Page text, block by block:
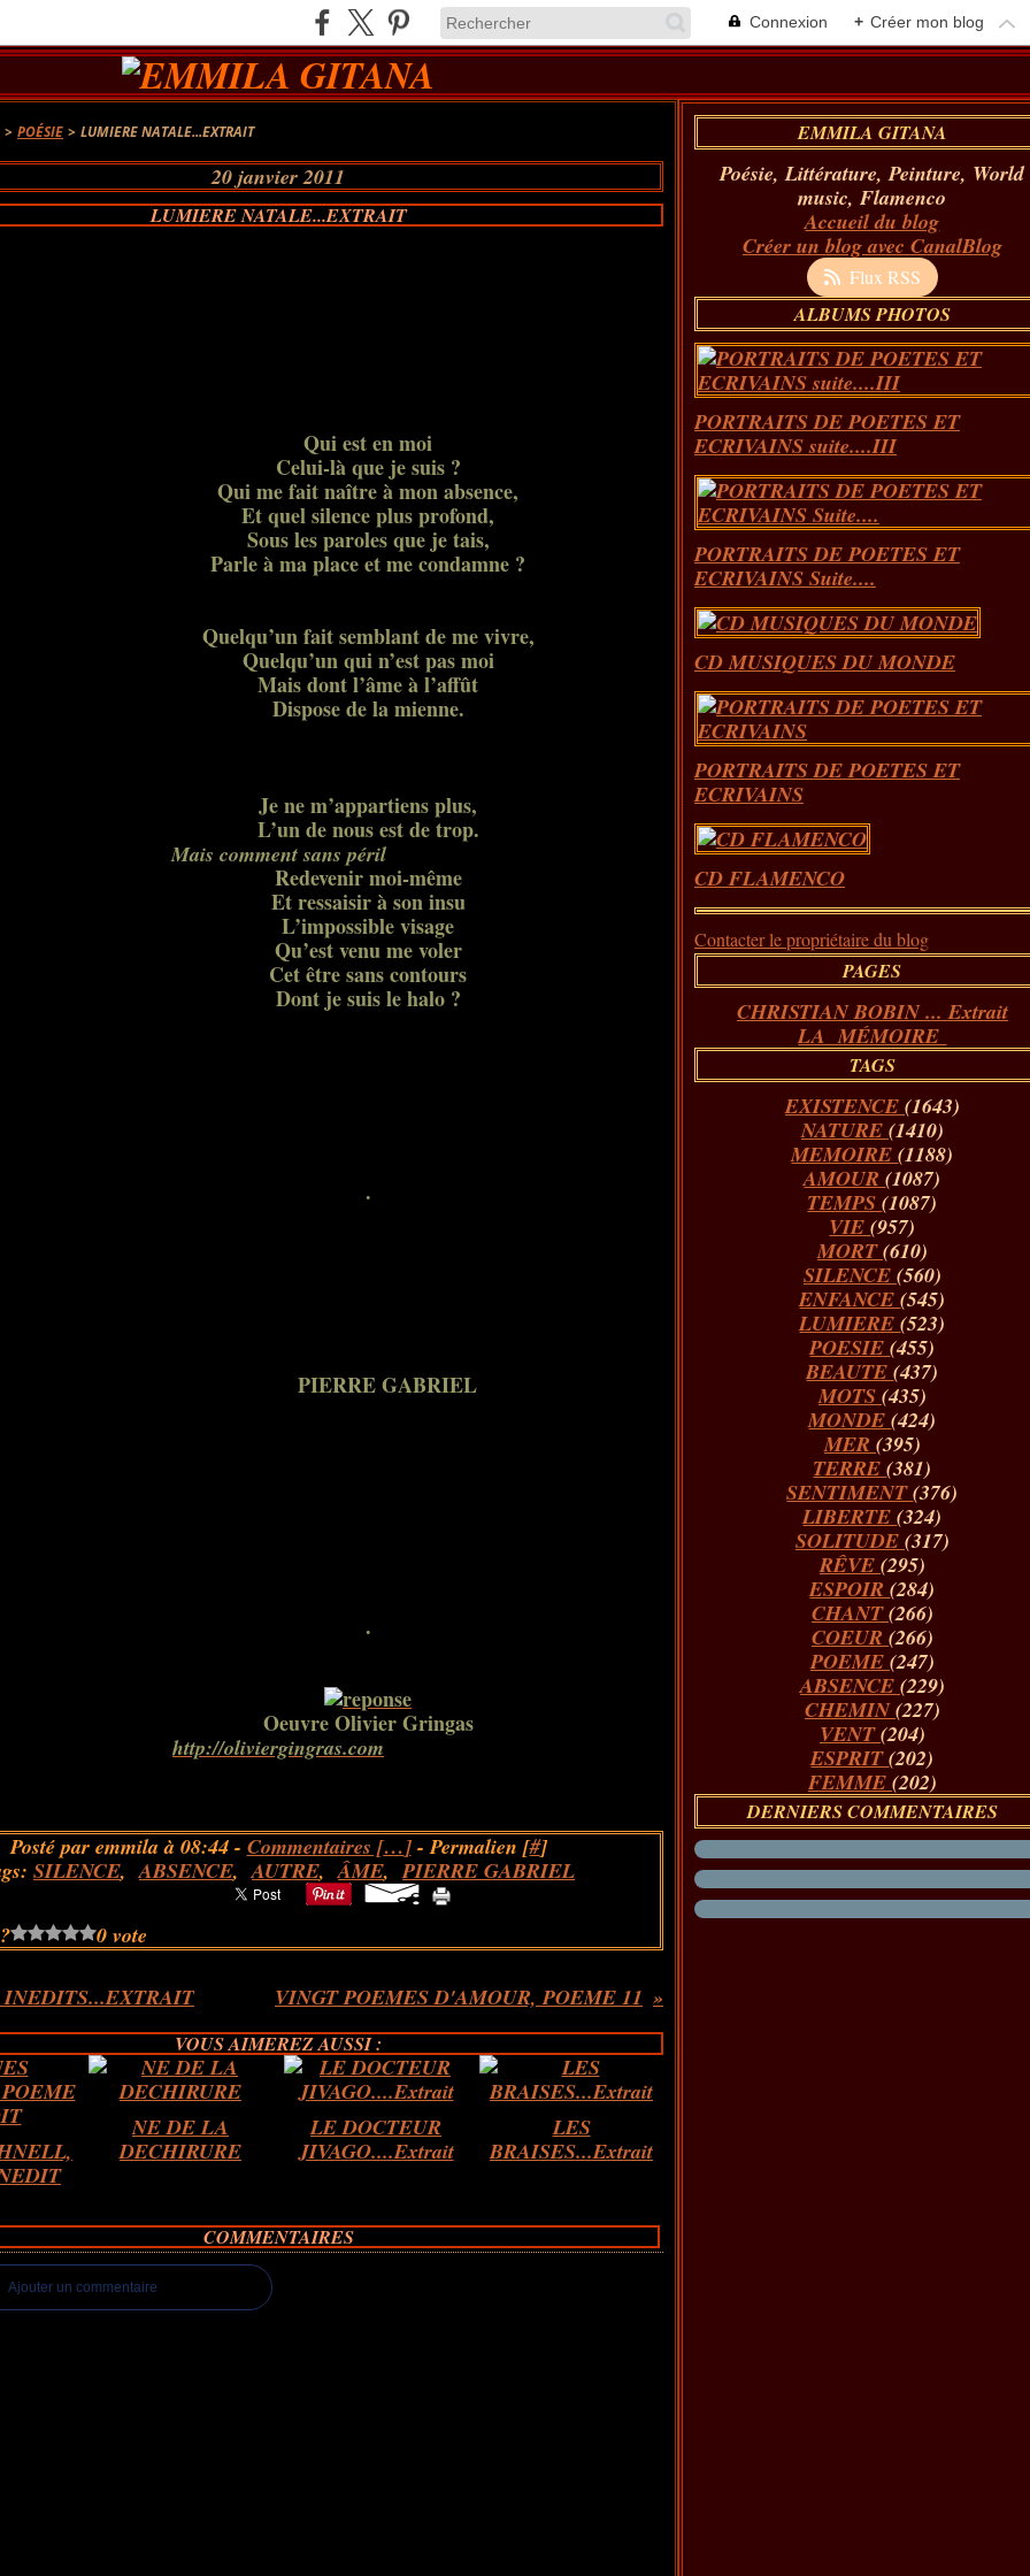
Connexion + Créer mon blog
> POÉSIE > LUMIERE NATALE...EXTRAIT
20 janvier 2011
LUMIERE NATALE...EXTRAIT
Qui est en moi
Celui-là que je suis ?
Qui me fait naître à mon absence,
Et quel silence plus profond,
Sous les paroles que je tais,
Parle à ma place et me condamne ?
Quelqu’un fait semblant de me vivre,
Quelqu’un qui n’est pas moi
Mais dont l’âme à l’affût
Dispose de la mienne.
Je ne m’appartiens plus,
L’un de nous est de trop.
Mais comment sans péril
Redevenir moi-même
Et ressaisir à son insu
L’impossible visage
Qu’est venu me voler
Cet être sans contours
Dont je suis le halo ?
.
PIERRE GABRIEL
.
Oeuvre Olivier Gringas
http://oliviergingras.com
Posté par emmila à 08:44 - Commentaires […]- Permalien [#]
SILENCE,ABSENCE,AUTRE,ÂME,PIERRE GABRIEL
0 vote
INEDITS...EXTRAIT VINGT POEMES D'AMOUR, POEME 11
VOUS AIMEREZ AUSSI :
NE DE LA
DECHIRURE
LE DOCTEUR
JIVAGO....Extrait
LES
BRAISES...Extrait
COMMENTAIRES
Ajouter un commentaire
EMMILA GITANA
Poésie, Littérature, Peinture, World
music, Flamenco
Accueil du blog
Créer un blog avec CanalBlog
Flux RSS
ALBUMS PHOTOS
PORTRAITS DE POETES ET
ECRIVAINS suite....III
PORTRAITS DE POETES ET
ECRIVAINS Suite....
CD MUSIQUES DU MONDE
PORTRAITS DE POETES ET
ECRIVAINS
CD FLAMENCO
Contacter le propriétaire du blog
PAGES
CHRISTIAN BOBIN ... Extrait
LA MÉMOIRE
TAGS
EXISTENCE (1643)
NATURE (1410)
MEMOIRE(1188)
AMOUR(1087)
TEMPS(1087)
VIE(957)
MORT(610)
SILENCE (560)
ENFANCE(545)
LUMIERE(523)
POESIE(455)
BEAUTE(437)
MOTS (435)
MONDE(424)
MER (395)
TERRE(381)
SENTIMENT(376)
LIBERTE(324)
SOLITUDE (317)
RÊVE (295)
ESPOIR(284)
CHANT(266)
COEUR (266)
POEME (247)
ABSENCE (229)
CHEMIN(227)
VENT(204)
ESPRIT(202)
FEMME (202)
DERNIERS COMMENTAIRES